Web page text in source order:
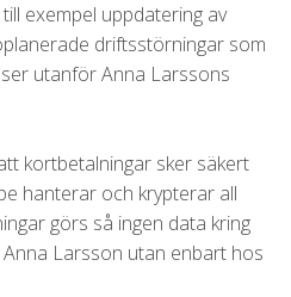
exempel uppdatering av
driftsstörningar som
utanför Anna Larssons
kortbetalningar sker säkert
hanterar och krypterar all
görs så ingen data kring
Larsson utan enbart hos